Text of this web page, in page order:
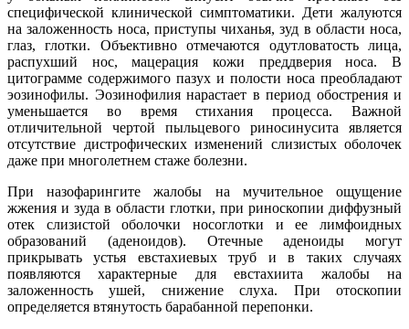
специфической клинической симптоматики. Дети жалуются
на заложенность носа, приступы чиханья, зуд в области носа,
глаз, глотки. Объективно отмечаются одутловатость лица,
распухший нос, мацерация кожи преддверия носа. В
цитограмме содержимого пазух и полости носа преобладают
эозинофилы. Эозинофилия нарастает в период обострения и
уменьшается во время стихания процесса. Важной
отличительной чертой пыльцевого риносинусита является
отсутствие дистрофических изменений слизистых оболочек
даже при многолетнем стаже болезни.
При назофарингите жалобы на мучительное ощущение
жжения и зуда в области глотки, при риноскопии диффузный
отек слизистой оболочки носоглотки и ее лимфоидных
образований (аденоидов). Отечные аденоиды могут
прикрывать устья евстахиевых труб и в таких случаях
появляются характерные для евстахиита жалобы на
заложенность ушей, снижение слуха. При отоскопии
определяется втянутость барабанной перепонки.